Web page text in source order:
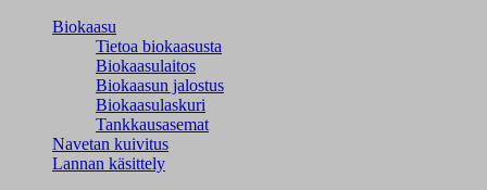
Biokaasu
Tietoa biokaasusta
Biokaasulaitos
Biokaasun jalostus
Biokaasulaskuri
Tankkausasemat
Navetan kuivitus
Lannan käsittely